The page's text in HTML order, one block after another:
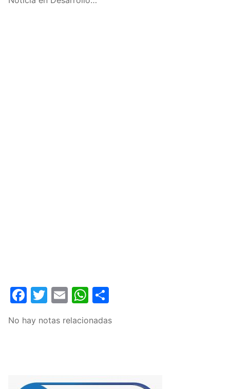
Facebook
Twitter
EmailWhatsApp
No hay notas relacionadas